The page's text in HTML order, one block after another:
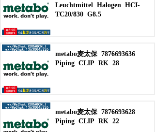
Leuchtmittel Halogen HCI-
TC20/830 G8.5
metabo麦太保 7876693636
Piping CLIP RK 28
metabo麦太保 7876693628
Piping CLIP RK 22